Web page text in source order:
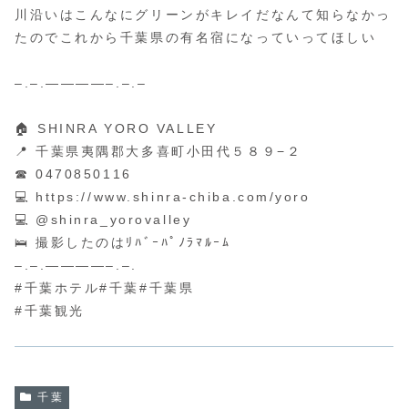
川沿いはこんなにグリーンがキレイだなんて知らなかっ
たのでこれから千葉県の有名宿になっていってほしい
–.–.————–.–.–
🏠 SHINRA YORO VALLEY
📍 千葉県夷隅郡大多喜町小田代５８９−２
☎ 0470850116
💻 https://www.shinra-chiba.com/yoro
💻 @shinra_yorovalley
🛌 撮影したのはﾘﾊﾞｰﾊﾟﾉﾗﾏﾙｰﾑ
–.–.————–.–.
#千葉ホテル#千葉#千葉県
#千葉観光
千葉